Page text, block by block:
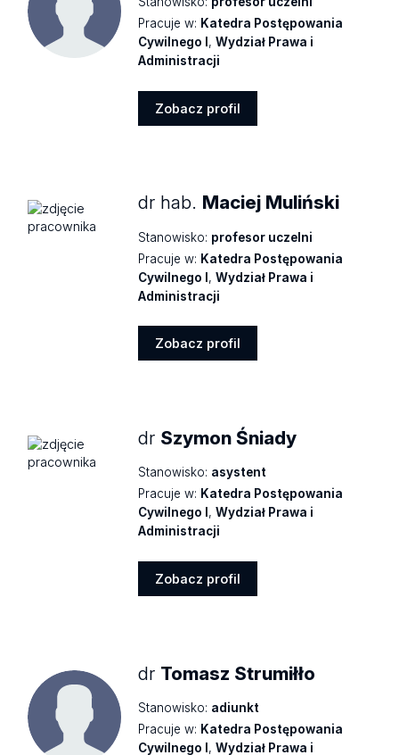
Pracuje w: Katedra Postępowania
Cywilnego I ,Wydział Prawa i
Administracji
Zobacz profil
dr hab. Maciej Muliński
Stanowisko: profesor uczelni
Pracuje w: Katedra Postępowania
Cywilnego I,Wydział Prawa i
Administracji
Zobacz profil
dr Szymon Śniady
Stanowisko: asystent
Pracuje w: Katedra Postępowania
Cywilnego I ,Wydział Prawa i
Administracji
Zobacz profil
dr Tomasz Strumiłło
Stanowisko: adiunkt
Pracuje w: Katedra Postępowania
Cywilnego I ,Wydział Prawa i